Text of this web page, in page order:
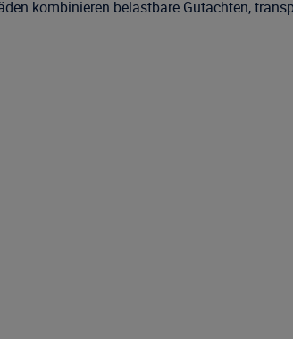
kombinieren belastbare Gutachten,